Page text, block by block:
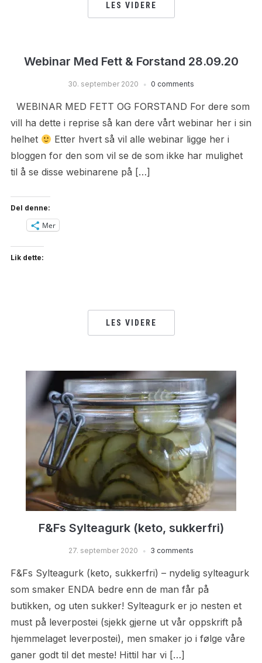
LES VIDERE
Webinar Med Fett & Forstand 28.09.20
30. september 2020 0 comments
WEBINAR MED FETT OG FORSTAND For dere som
vill ha dette i reprise så kan dere vårt webinar her i sin
helhet
Etter hvert så vil alle webinar ligge her i
bloggen for den som vil se de som ikke har mulighet
til å se disse webinarene på […]
Del denne:
Mer
Lik dette:
LES VIDERE
F&Fs Sylteagurk (keto, sukkerfri)
27. september 2020 3 comments
F&Fs Sylteagurk (keto, sukkerfri) – nydelig sylteagurk
som smaker ENDA bedre enn de man får på
butikken, og uten sukker! Sylteagurk er jo nesten et
must på leverpostei (sjekk gjerne ut vår oppskrift på
hjemmelaget leverpostei), men smaker jo i følge våre
ganer godt til det meste! Hittil har vi […]